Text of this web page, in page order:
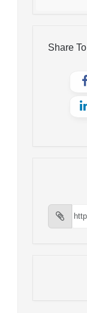
Share To